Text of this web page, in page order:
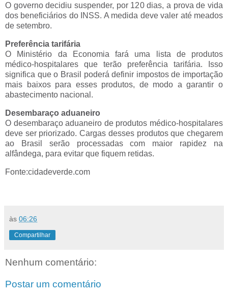
O governo decidiu suspender, por 120 dias, a prova de vida
dos beneficiários do INSS. A medida deve valer até meados
de setembro.
Preferência tarifária
O Ministério da Economia fará uma lista de produtos
médico-hospitalares que terão preferência tarifária. Isso
significa que o Brasil poderá definir impostos de importação
mais baixos para esses produtos, de modo a garantir o
abastecimento nacional.
Desembaraço aduaneiro
O desembaraço aduaneiro de produtos médico-hospitalares
deve ser priorizado. Cargas desses produtos que chegarem
ao Brasil serão processadas com maior rapidez na
alfândega, para evitar que fiquem retidas.
Fonte:cidadeverde.com
às 06:26
Compartilhar
Nenhum comentário:
Postar um comentário